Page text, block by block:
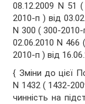
08.12.2009 N 51
2010-п ) від
N 300 ( 300-2010-
02.06.2010 N 466
2010-п ) від
{ Зміни до цієї
N 1432 ( 1432-
чинність на